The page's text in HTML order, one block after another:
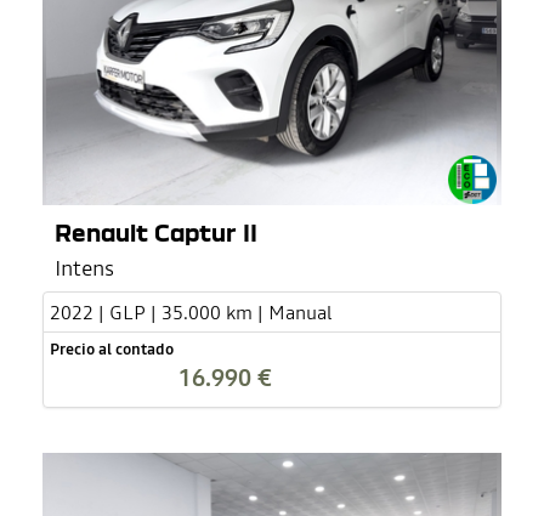
Renault Captur II
Intens
2022 | GLP | 35.000 km | Manual
Precio al contado
16.990 €